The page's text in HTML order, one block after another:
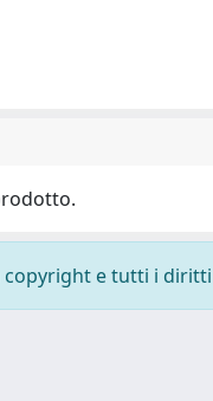
e tutti i